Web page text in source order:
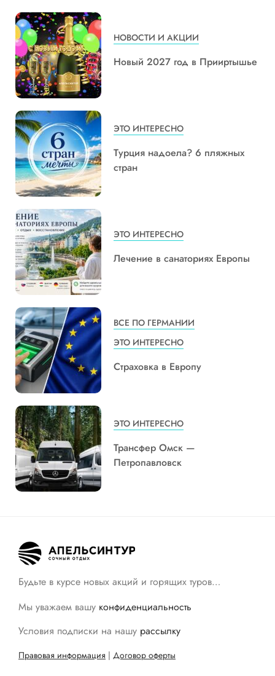
НОВОСТИ И АКЦИИ
Новый 2027 год в Прииртышье
ЭТО ИНТЕРЕСНО
Турция надоела? 6 пляжных
стран
ЭТО ИНТЕРЕСНО
Лечение в санаториях Европы
ВСЕ ПО ГЕРМАНИИ
ЭТО ИНТЕРЕСНО
Страховка в Европу
ЭТО ИНТЕРЕСНО
Трансфер Омск —
Петропавловск
Будьте в курсе новых акций и горящих туров…
Мы уважаем вашу конфиденциальность
Условия подписки на нашу рассылку
Правовая информация | Договор оферты